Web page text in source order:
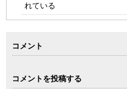
れている
コメント
コメントを投稿する